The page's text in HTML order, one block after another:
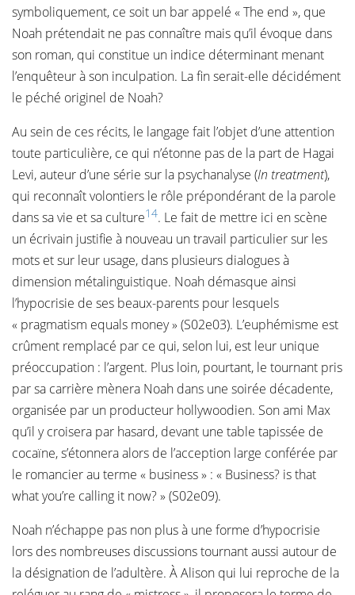
symboliquement, ce soit un bar appelé « The end », que
Noah prétendait ne pas connaître mais qu’il évoque dans
son roman, qui constitue un indice déterminant menant
l’enquêteur à son inculpation. La fin serait-elle décidément
le péché originel de Noah?
Au sein de ces récits, le langage fait l’objet d’une attention
toute particulière, ce qui n’étonne pas de la part de Hagai
Levi, auteur d’une série sur la psychanalyse (In treatment),
qui reconnaît volontiers le rôle prépondérant de la parole
dans sa vie et sa culture14. Le fait de mettre ici en scène
un écrivain justifie à nouveau un travail particulier sur les
mots et sur leur usage, dans plusieurs dialogues à
dimension métalinguistique. Noah démasque ainsi
l’hypocrisie de ses beaux-parents pour lesquels
« pragmatism equals money » (S02e03). L’euphémisme est
crûment remplacé par ce qui, selon lui, est leur unique
préoccupation : l’argent. Plus loin, pourtant, le tournant pris
par sa carrière mènera Noah dans une soirée décadente,
organisée par un producteur hollywoodien. Son ami Max
qu’il y croisera par hasard, devant une table tapissée de
cocaïne, s’étonnera alors de l’acception large conférée par
le romancier au terme « business » : « Business? is that
what you’re calling it now? » (S02e09).
Noah n’échappe pas non plus à une forme d’hypocrisie
lors des nombreuses discussions tournant aussi autour de
la désignation de l’adultère. À Alison qui lui reproche de la